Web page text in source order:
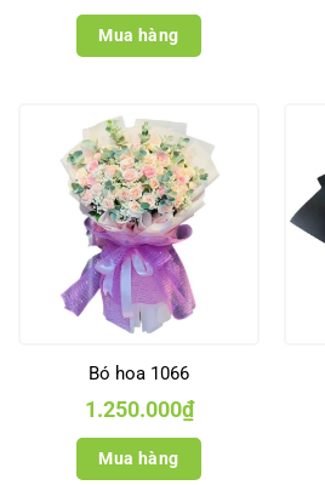
Mua hàng
Bó hoa 1066
1.250.000₫
Mua hàng